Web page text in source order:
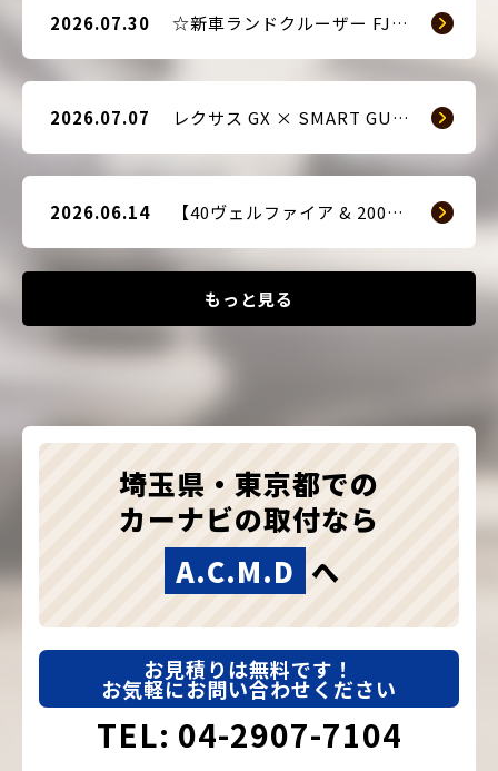
もっと見る
2026.07.30 ☆新車ランドクルーザー FJ（TRJ240） × Argus D1 & 前後ドライブレコーダー取付☆
2026.07.07 レクサス GX × SMART GUARD3 持ち込み取付
2026.06.14 【40ヴェルファイア & 200系ハイエース(9型) 新車2台へ SMART GUARD3取付】
埼玉県・東京都での
カーナビの取付なら
A.C.M.D へ
お見積りは無料です！
お気軽にお問い合わせください
TEL: 04-2907-7104